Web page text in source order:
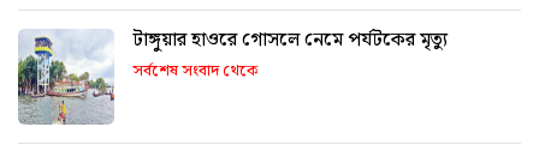
টাঙ্গুয়ার হাওরে গোসলে নেমে পর্যটকের মৃত্যু
সর্বশেষ সংবাদ থেকে